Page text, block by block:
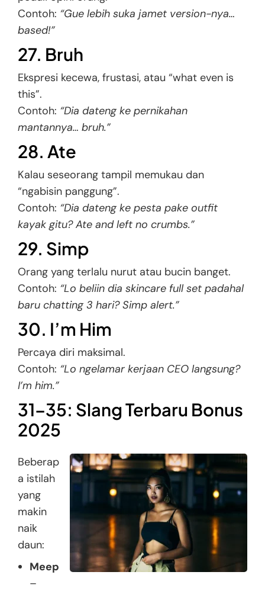
Contoh: “Gue lebih suka jamet version-nya…
based!”
27. Bruh
Ekspresi kecewa, frustasi, atau “what even is
this”.
Contoh: “Dia dateng ke pernikahan
mantannya… bruh.”
28. Ate
Kalau seseorang tampil memukau dan
“ngabisin panggung”.
Contoh: “Dia dateng ke pesta pake outfit
kayak gitu? Ate and left no crumbs.”
29. Simp
Orang yang terlalu nurut atau bucin banget.
Contoh: “Lo beliin dia skincare full set padahal
baru chatting 3 hari? Simp alert.”
30. I’m Him
Percaya diri maksimal.
Contoh: “Lo ngelamar kerjaan CEO langsung?
I’m him.”
31–35: Slang Terbaru Bonus
2025
Beberap
a istilah
yang
makin
naik
daun:
Meep
–